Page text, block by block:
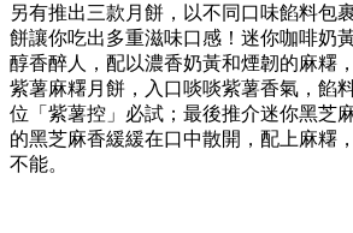
另有推出三款月餅，以不同口味餡料包
餅讓你吃出多重滋味口感！迷你咖啡奶
醇香醉人，配以濃香奶黃和煙韌的麻糬
紫薯麻糬月餅，入口啖啖紫薯香氣，餡
位「紫薯控」必試；最後推介迷你黑芝
的黑芝麻香緩緩在口中散開，配上麻糬
不能。